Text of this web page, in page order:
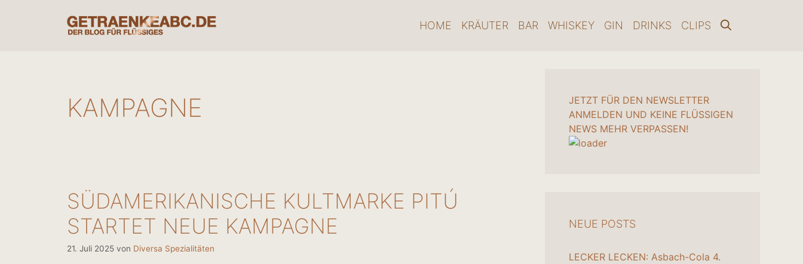
HOME KRÄUTER BAR WHISKEY GIN DRINKS CLIPS
KAMPAGNE
SÜDAMERIKANISCHE KULTMARKE PITÚ
STARTET NEUE KAMPAGNE
21. Juli 2025 von Diversa Spezialitäten
JETZT FÜR DEN NEWSLETTER
ANMELDEN UND KEINE FLÜSSIGEN
NEWS MEHR VERPASSEN!
NEUE POSTS
LECKER LECKEN: Asbach-Cola 4.